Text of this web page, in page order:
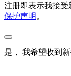
注册即表示我接
保护声明 。
是， 我希望收到